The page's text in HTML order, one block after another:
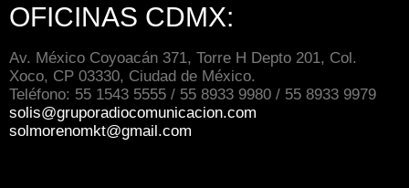
OFICINAS CDMX:
Av. México Coyoacán 371, Torre H Depto 201, Col.
Xoco, CP 03330, Ciudad de México.
Teléfono: 55 1543 5555 / 55 8933 9980 / 55 8933 9979
solis@gruporadiocomunicacion.com
solmorenomkt@gmail.com